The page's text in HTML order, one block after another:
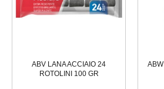
ABV LANA ACCIAIO 24
ROTOLINI 100 GR